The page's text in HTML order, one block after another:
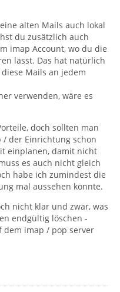
alten Mails auch lokal
du zusätzlich auch
imap Account, wo du die
lässt. Das hat natürlich
Mails an jedem
verwenden, wäre es
doch sollten man
der Einrichtung schon
einplanen, damit nicht
es auch nicht gleich
habe ich zumindest die
mal aussehen könnte.
nicht klar und zwar, was
endgültig löschen -
dem imap / pop server